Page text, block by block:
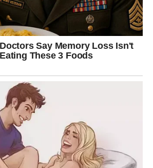
tiho, ali iskreno. Ako si u vezi,
sazreo i koliko poverenja postoji.
započeti priču koja se razvija
su dani kada ljubav ne traži
Srce se otvara bez straha.
od najromantičnijih perioda. Naredna
susret ili preokret u ljubavi.